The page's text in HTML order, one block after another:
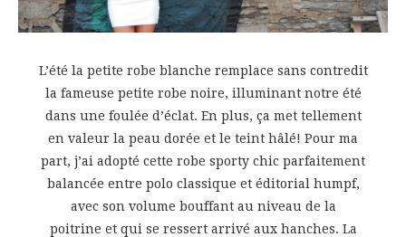
L’été la petite robe blanche remplace sans contredit
la fameuse petite robe noire, illuminant notre été
dans une foulée d’éclat. En plus, ça met tellement
en valeur la peau dorée et le teint hâlé! Pour ma
part, j’ai adopté cette robe sporty chic parfaitement
balancée entre polo classique et éditorial humpf,
avec son volume bouffant au niveau de la
poitrine et qui se ressert arrivé aux hanches. La